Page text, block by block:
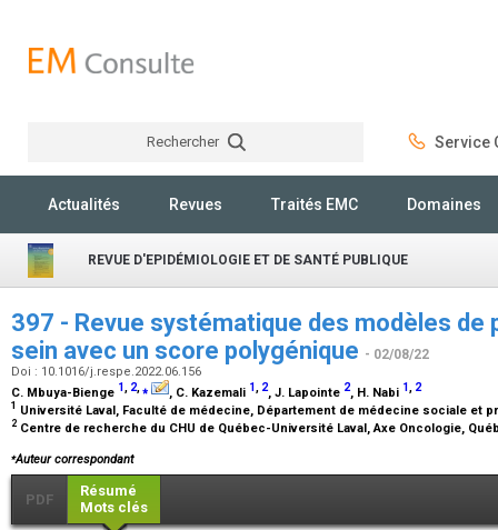
Rechercher Service
Actualités Revues Traités EMC Domaines
REVUE D'EPIDÉMIOLOGIE ET DE SANTÉ PUBLIQUE
397 - Revue systématique des modèles de
sein avec un score polygénique - 02/08/22
Doi : 10.1016/j.respe.2022.06.156
C. Mbuya-Bienge 1, 2,⁎ , C. Kazemali 1, 2, J. Lapointe 2, H. Nabi 1, 2
1 Université Laval, Faculté de médecine, Département de médecine sociale et
2 Centre de recherche du CHU de Québec-Université Laval, Axe Oncologie,
⁎Auteur correspondant
PDF
Résumé
Mots clés